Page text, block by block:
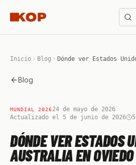
Inicio Blog
Blog
MUNDIAL 202624 de mayo de 2026
Actualizado el 5 de junio de 2026
5
DÓNDE VER ESTADOS
AUSTRALIA EN OVIEDO